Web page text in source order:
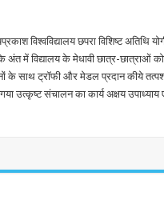
विश्वविद्यालय छपरा विशिष्ट अतिथि
में विद्यालय के मेधावी छात्र-छात्राओं को
के साथ ट्रॉफी और मेडल प्रदान कीये
उत्कृष्ट संचालन का कार्य अक्षय उपाध्याय